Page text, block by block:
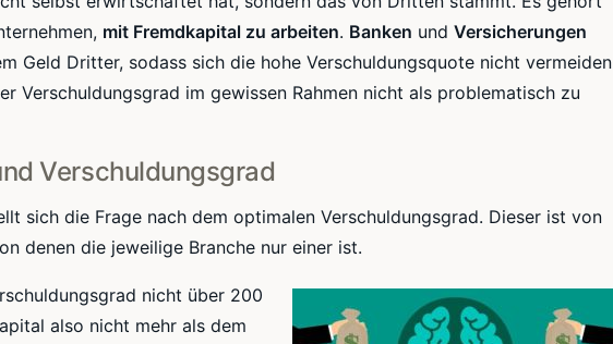
mit Fremdkapital zu arbeiten. Banken und Versicherungen
Geld Dritter, sodass sich die hohe Verschuldungsquote nicht vermeiden
Verschuldungsgrad im gewissen Rahmen nicht als problematisch zu
Verschuldungsgrad
sich die Frage nach dem optimalen Verschuldungsgrad. Dieser ist von
denen die jeweilige Branche nur einer ist.
nicht über 200
also nicht mehr als dem